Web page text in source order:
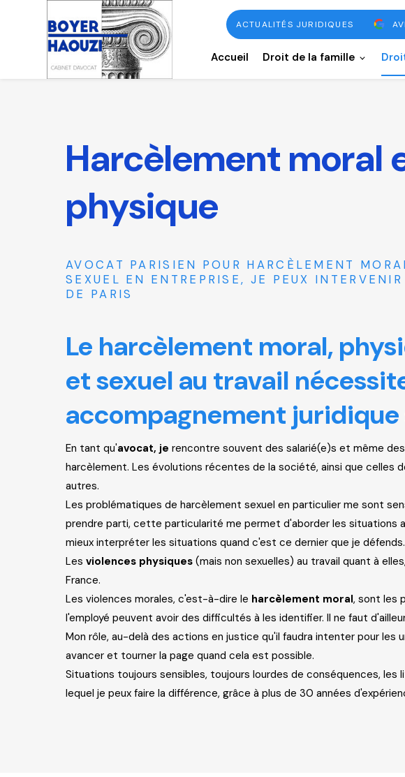
ACTUALITÉS JURIDIQUES
Accueil Droit de la famille
Harcèlement moral
physique
AVOCAT PARISIEN POUR HARCÈLEMENT
SEXUEL EN ENTREPRISE, JE PEUX
DE PARIS
Le harcèlement moral,
et sexuel au travail
accompagnement
En tant qu'avocat, je rencontre souvent des salarié(e)s et même
harcèlement. Les évolutions récentes de la société, ainsi que celles
autres.
Les problématiques de harcèlement sexuel en particulier me sont
prendre parti, cette particularité me permet d'aborder les situations
mieux interpréter les situations quand c'est ce dernier que je défends.
Lesviolences physiques (mais non sexuelles) au travail quant à
France.
Les violences morales, c'est-à-dire le harcèlement moral, sont les
l'employé peuvent avoir des difficultés à les identifier. Il ne faut
Mon rôle, au-delà des actions en justice qu'il faudra intenter pour
avancer et tourner la page quand cela est possible.
Situations toujours sensibles, toujours lourdes de conséquences, les
lequel je peux faire la différence, grâce à plus de 30 années
Panneau de gestion des cookies